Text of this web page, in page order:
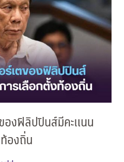
องฟิลิปปินส์มีคะแนน
องถิ่น